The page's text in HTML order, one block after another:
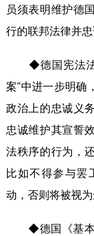
员须表明维护德
行的联邦法律并忠
◆德国宪法法
案”中进一步明确
政治上的忠诚义
忠诚维护其宣誓
法秩序的行为，
比如不得参与罢
动，否则将被视
◆德国《基本